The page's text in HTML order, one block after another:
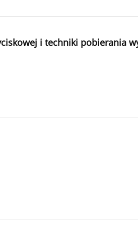
i techniki pobierania